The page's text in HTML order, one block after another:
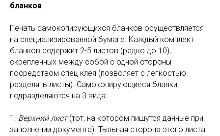
бланков
Печать самокопирующихся бланков осуществляется
на специализированной бумаге. Каждый комплект
бланков содержит 2-5 листов (редко до 10),
скрепленных между собой с одной стороны
посредством спец клея (позволяет с легкостью
разделять листы). Самокопирующиеся бланки
подразделяются на 3 вида:
1. Верхний лист(тот, на котором пишутся данные при
заполнении документа). Тыльная сторона этого листа